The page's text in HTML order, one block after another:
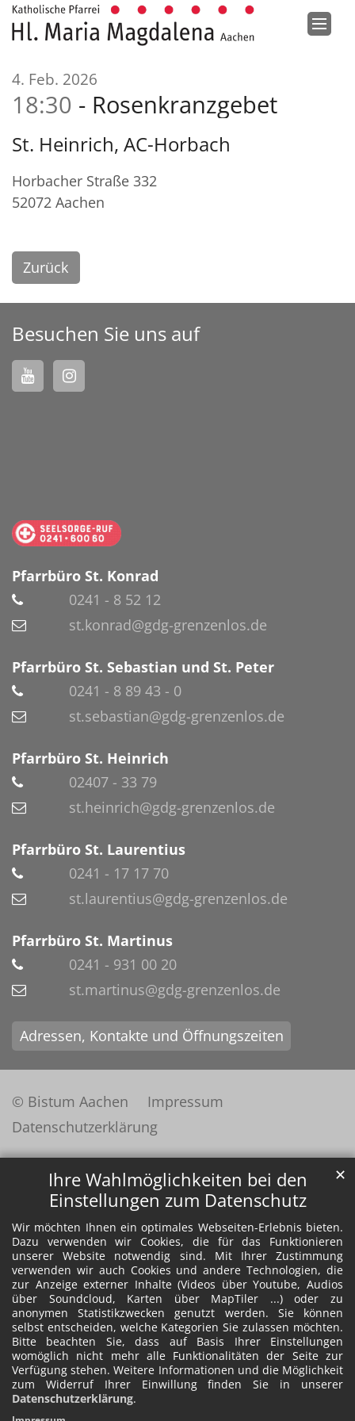
Ihre Wahlmöglichkeiten bei den
Einstellungen zum Datenschutz
Wir möchten Ihnen ein optimales Webseiten-Erlebnis bieten.
Dazu verwenden wir Cookies, die für das Funktionieren
unserer Website notwendig sind. Mit Ihrer Zustimmung
verwenden wir auch Cookies und andere Technologien, die
zur Anzeige externer Inhalte (Videos über Youtube, Audios
über Soundcloud, Karten über MapTiler ...) oder zu
anonymen Statistikzwecken genutzt werden. Sie können
selbst entscheiden, welche Kategorien Sie zulassen möchten.
Bitte beachten Sie, dass auf Basis Ihrer Einstellungen
womöglich nicht mehr alle Funktionalitäten der Seite zur
Verfügung stehen. Weitere Informationen und die Möglichkeit
zum Widerruf Ihrer Einwillung finden Sie in unserer
Datenschutzerklärung.
✕
Zum Inhalt springen
4. Feb. 2026
18:30 Rosenkranzgebet
St. Heinrich, AC-Horbach
Horbacher Straße 332
52072 Aachen
Zurück
Besuchen Sie uns auf
Pfarrbüro St. Konrad
0241 - 8 52 12
st.konrad@gdg-grenzenlos.de
Pfarrbüro St. Sebastian und St. Peter
0241 - 8 89 43 - 0
st.sebastian@gdg-grenzenlos.de
Pfarrbüro St. Heinrich
02407 - 33 79
st.heinrich@gdg-grenzenlos.de
Pfarrbüro St. Laurentius
0241 - 17 17 70
st.laurentius@gdg-grenzenlos.de
Pfarrbüro St. Martinus
0241 - 931 00 20
st.martinus@gdg-grenzenlos.de
Adressen, Kontakte und Öffnungszeiten
© Bistum Aachen
Impressum
Datenschutzerklärung